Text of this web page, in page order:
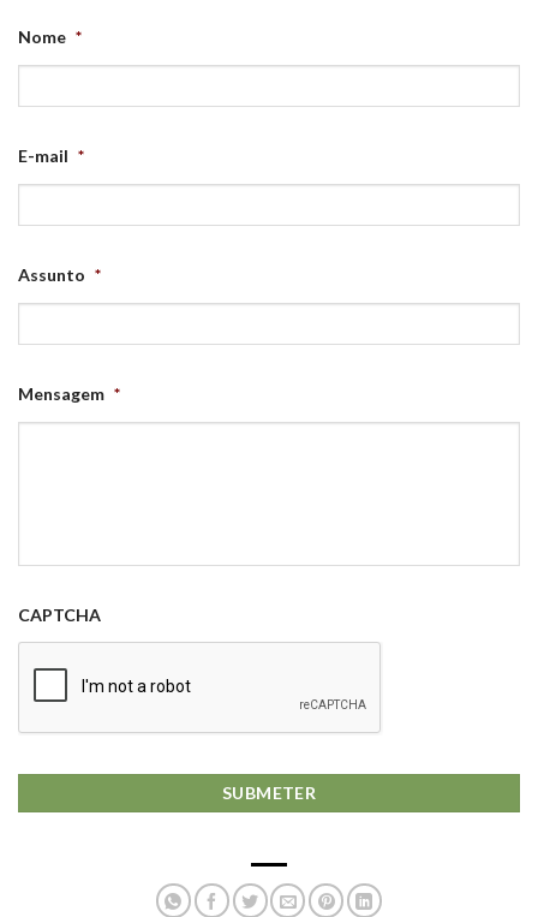
Nome *
E-mail *
Assunto *
Mensagem *
CAPTCHA